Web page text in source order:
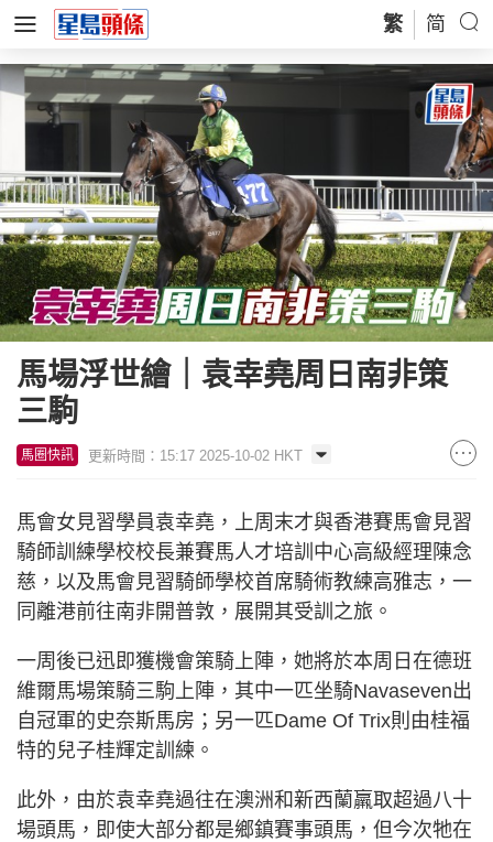
繁 简
馬場浮世繪｜袁幸堯周日南非策
三駒
馬圈快訊 更新時間：15:17 2025-10-02 HKT
馬會女見習學員袁幸堯，上周末才與香港賽馬會見習
騎師訓練學校校長兼賽馬人才培訓中心高級經理陳念
慈，以及馬會見習騎師學校首席騎術教練高雅志，一
同離港前往南非開普敦，展開其受訓之旅。
一周後已迅即獲機會策騎上陣，她將於本周日在德班
維爾馬場策騎三駒上陣，其中一匹坐騎Navaseven出
自冠軍的史奈斯馬房；另一匹Dame Of Trix則由桂福
特的兒子桂輝定訓練。
此外，由於袁幸堯過往在澳洲和新西蘭羸取超過八十
場頭馬，即使大部分都是鄉鎮賽事頭馬，但今次牠在